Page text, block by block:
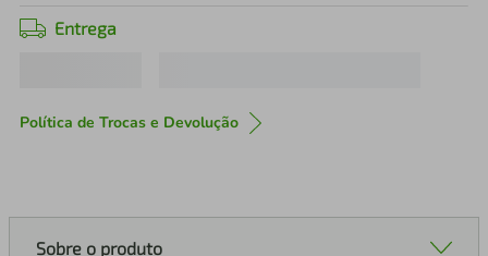
Entrega
Política de Trocas e Devolução
Sobre o produto